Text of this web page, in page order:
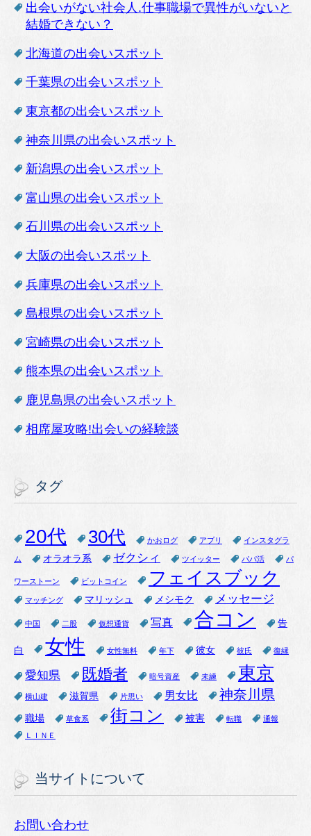
出会いがない社会人.仕事職場で異性がいないと
結婚できない？
北海道の出会いスポット
千葉県の出会いスポット
東京都の出会いスポット
神奈川県の出会いスポット
新潟県の出会いスポット
富山県の出会いスポット
石川県の出会いスポット
大阪の出会いスポット
兵庫県の出会いスポット
島根県の出会いスポット
宮崎県の出会いスポット
熊本県の出会いスポット
鹿児島県の出会いスポット
相席屋攻略!出会いの経験談
タグ
20代 30代 かおログ アプリ インスタグラ
ム オラオラ系 ゼクシィ ツイッター パパ活 パ
ワーストーン ビットコイン フェイスブック
マッチング マリッシュ メシモク メッセージ
中国 二股 仮想通貨 写真 合コン 告
白 女性 女性無料 年下 彼女 彼氏 復縁
愛知県 既婚者 暗号資産 未練 東京
横山建 滋賀県 片思い 男女比 神奈川県
職場 草食系 街コン 被害 転職
通報
ＬＩＮＥ
当サイトについて
お問い合わせ